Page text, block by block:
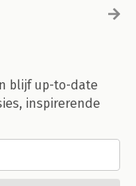
blijf up-to-date
inspirerende